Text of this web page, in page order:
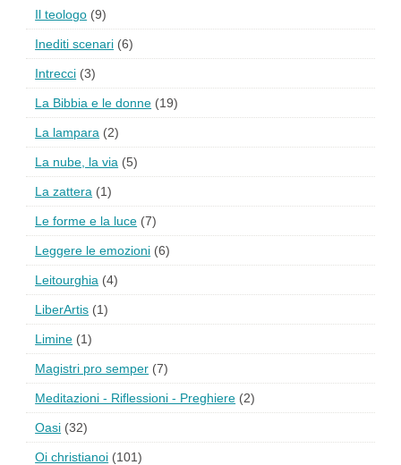
Il teologo (9)
Inediti scenari (6)
Intrecci (3)
La Bibbia e le donne (19)
La lampara (2)
La nube, la via (5)
La zattera (1)
Le forme e la luce (7)
Leggere le emozioni (6)
Leitourghia (4)
LiberArtis (1)
Limine (1)
Magistri pro semper (7)
Meditazioni - Riflessioni - Preghiere (2)
Oasi (32)
Oi christianoi (101)